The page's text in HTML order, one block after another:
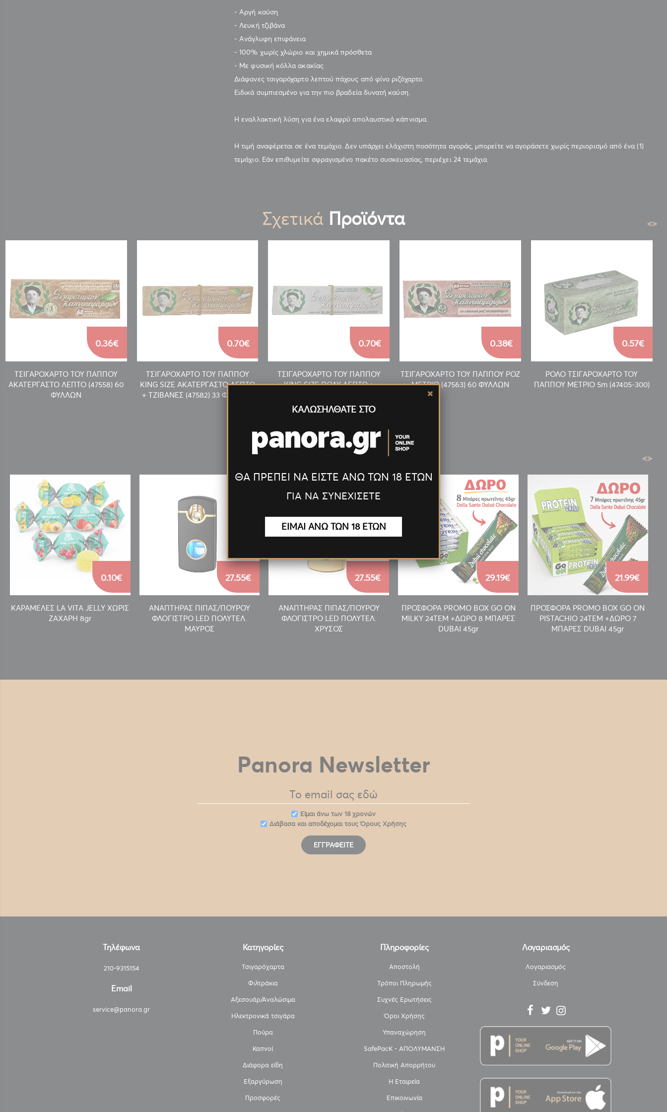
- Αργή καύση
- Λευκή τζιβάνα
- Ανάγλυφη επιφάνεια
- 100% χωρίς χλώριο και χημικά πρόσθετα
- Με φυσική κόλλα ακακίας
Διάφανες τσιγαρόχαρτο λεπτού πάχους από φίνο ριζόχαρτο.
Ειδικά συμπιεσμένο για την πιο βραδεία δυνατή καύση.
Η εναλλακτική λύση για ένα ελαφρύ απολαυστικό κάπνισμα.
Η τιμή αναφέρεται σε ένα τεμάχιο. Δεν υπάρχει ελάχιστη ποσότητα αγοράς, μπορείτε να αγοράσετε χωρίς περιορισμό από ένα (1)
τεμάχιο. Εάν επιθυμείτε σφραγισμένο πακέτο συσκευασίας, περιέχει 24 τεμάχια.
Σχετικά Προϊόντα
ΤΣΙΓΑΡΟΧΑΡΤΟ ΤΟΥ ΠΑΠΠΟΥ
ΑΚΑΤΕΡΓΑΣΤΟ ΛΕΠΤΟ (47558) 60
ΦΥΛΛΩΝ
0.36€
ΤΣΙΓΑΡΟΧΑΡΤΟ ΤΟΥ ΠΑΠΠΟΥ
KING SIZE ΑΚΑΤΕΡΓΑΣΤΟ ΛΕΠΤΟ
+ ΤΖΙΒΑΝΕΣ (47582) 33 ΦΥΛΛΩΝ
0.70€
ΤΣΙΓΑΡΟΧΑΡΤΟ ΤΟΥ ΠΑΠΠΟΥ
KING SIZE ΠΟΛΥ ΛΕΠΤΟ +
0.70€
ΤΣΙΓΑΡΟΧΑΡΤΟ ΤΟΥ ΠΑΠΠΟΥ ΡΟΖ
ΜΕΤΡΙΟ (47563) 60 ΦΥΛΛΩΝ
0.38€
ΡΟΛΟ ΤΣΙΓΑΡΟΧΑΡΤΟ ΤΟΥ
ΠΑΠΠΟΥ ΜΕΤΡΙΟ 5m (47405-300)
0.57€
<>
ΝέαΠροϊόντα
ΚΑΡΑΜΕΛΕΣ LA VITA JELLY ΧΩΡΙΣ
ΖΑΧΑΡΗ 8gr
0.10€
ΑΝΑΠΤΗΡΑΣ ΠΙΠΑΣ/ΠΟΥΡΟΥ
ΦΛΟΓΙΣΤΡΟ LED ΠΟΛΥΤΕΛ.
ΜΑΥΡΟΣ
27.55€
ΑΝΑΠΤΗΡΑΣ ΠΙΠΑΣ/ΠΟΥΡΟΥ
ΦΛΟΓΙΣΤΡΟ LED ΠΟΛΥΤΕΛ.
ΧΡΥΣΟΣ
27.55€
ΠΡΟΣΦΟΡΑ PROMO BOX GO ON
MILKY 24TEM +ΔΩΡΟ 8 ΜΠΑΡΕΣ
DUBAI 45gr
29.19€
ΠΡΟΣΦΟΡΑ PROMO BOX GO ON
PISTACHIO 24TEM +ΔΩΡΟ 7
ΜΠΑΡΕΣ DUBAI 45gr
21.99€
<>
Panora Newsletter
Eίμαι άνω των 18 χρονών
Διάβασα και αποδέχομαι τουςΌρους Χρήσης
ΕΓΓΡΑΦΕΊΤΕ
Τηλέφωνα
210-9315154
Email
service@panora.gr
Κατηγορίες
Τσιγαρόχαρτα
Φιλτράκια
Αξεσουάρ/Αναλώσιμα
Ηλεκτρονικά τσιγάρα
Πούρα
Καπνοί
Διάφορα είδη
Εξαργύρωση
Προσφορές
Πληροφορίες
Αποστολή
Τρόποι Πληρωμής
Συχνές Ερωτήσεις
Όροι Χρήσης
Υπαναχώρηση
SafePacK - ΑΠΟΛΥΜΑΝΣΗ
Πολιτική Απορρήτου
Η Εταιρεία
Επικοινωνία
Λογαριασμός
Λογαριασμός
Σύνδεση
ΚΑΛΩΣΗΛΘΑΤΕ ΣΤΟ
ΘΑ ΠΡΕΠΕΙ ΝΑ ΕΙΣΤΕ ΑΝΩ ΤΩΝ 18 ΕΤΩΝ
ΓΙΑ ΝΑ ΣΥΝΕΧΙΣΕΤΕ
ΕΙΜΑΙ ΑΝΩ ΤΩΝ 18 ΕΤΩΝ